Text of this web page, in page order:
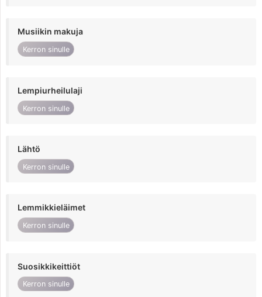
Musiikin makuja
Kerron sinulle
Lempiurheilulaji
Kerron sinulle
Lähtö
Kerron sinulle
Lemmikkieläimet
Kerron sinulle
Suosikkikeittiöt
Kerron sinulle